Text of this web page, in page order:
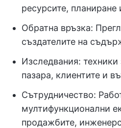
ресурсите, планиране
Обратна връзка:
създателите на
Изследвания: техники
пазара, клиентите и
Сътрудничество:
мултифункционални
продажбите,